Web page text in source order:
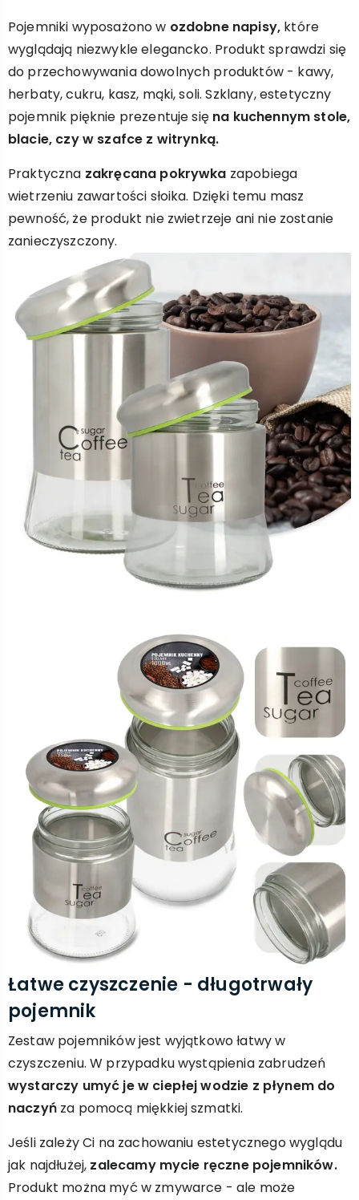
Pojemniki wyposażono w ozdobne napisy, które
wyglądają niezwykle elegancko. Produkt sprawdzi się
do przechowywania dowolnych produktów - kawy,
herbaty, cukru, kasz, mąki, soli. Szklany, estetyczny
pojemnik pięknie prezentuje się na kuchennym stole,
blacie, czy w szafce z witrynką.
Praktyczna zakręcana pokrywka zapobiega
wietrzeniu zawartości słoika. Dzięki temu masz
pewność, że produkt nie zwietrzeje ani nie zostanie
zanieczyszczony.
Łatwe czyszczenie - długotrwały
pojemnik
Zestaw pojemników jest wyjątkowo łatwy w
czyszczeniu. W przypadku wystąpienia zabrudzeń
wystarczy umyć je w ciepłej wodzie z płynem do
naczyńza pomocą miękkiej szmatki.
Jeśli zależy Ci na zachowaniu estetycznego wyglądu
jak najdłużej, zalecamy mycie ręczne pojemników.
Produkt można myć w zmywarce - ale może